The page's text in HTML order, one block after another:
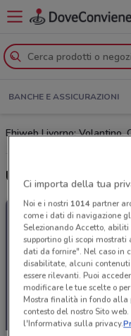
BANCHE E ASSICURAZIONI
Ehiweb Livorno: Volantino,
Ultime offerte del
Ci importa della tua
Noi e i nostri 1014partner
come i dati di navigazione
Selezionando Accetto,
supportino gli scopi
dati da fornire". Nel caso in
disabilitate, alcuni
essere rilevanti. Puoi
modificare le tue scelte o
Mostra finalità in fondo alla
contesto del nostro Sito
l'Informativa sulla privacy.